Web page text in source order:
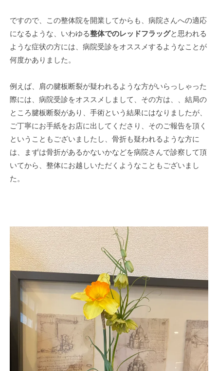
ですので、この整体院を開業してからも、病院さんへの適応
になるような、いわゆる整体でのレッドフラッグと思われる
ような症状の方には、病院受診をオススメするようなことが
何度かありました。
例えば、肩の腱板断裂が疑われるような方がいらっしゃった
際には、病院受診をオススメしまして、その方は、、結局の
ところ腱板断裂があり、手術という結果にはなりましたが、
ご丁寧にお手紙をお店に出してくださり、そのご報告を頂く
ということもございましたし、骨折も疑われるような方に
は、まずは骨折があるかないかなどを病院さんで診察して頂
いてから、整体にお越しいただくようなこともございまし
た。